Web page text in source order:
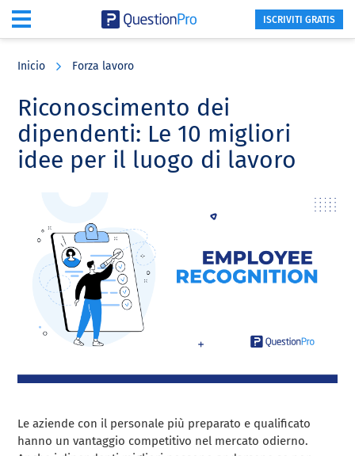
content
sidebar
ISCRIVITI GRATIS
Inicio Forza lavoro
Riconoscimento dei
dipendenti: Le 10 migliori
idee per il luogo di lavoro
Le aziende con il personale più preparato e qualificato
hanno un vantaggio competitivo nel mercato odierno.